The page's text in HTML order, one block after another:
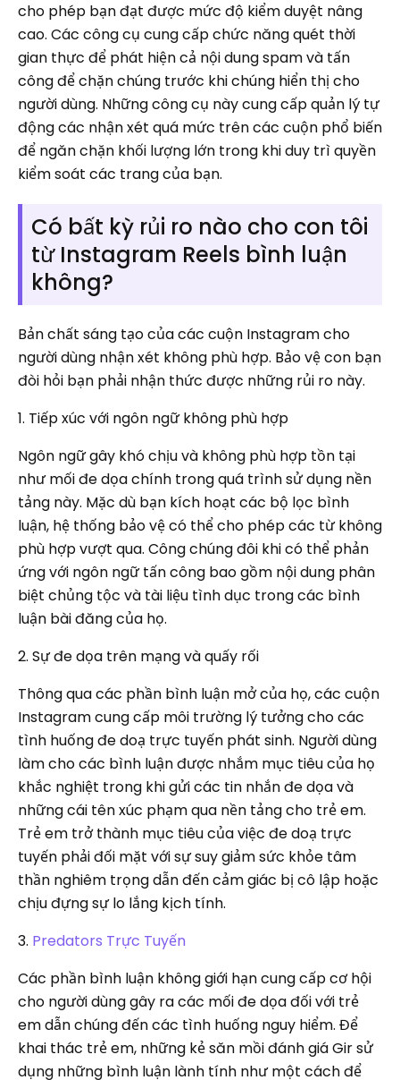
cho phép bạn đạt được mức độ kiểm duyệt nâng
cao. Các công cụ cung cấp chức năng quét thời
gian thực để phát hiện cả nội dung spam và tấn
công để chặn chúng trước khi chúng hiển thị cho
người dùng. Những công cụ này cung cấp quản lý tự
động các nhận xét quá mức trên các cuộn phổ biến
để ngăn chặn khối lượng lớn trong khi duy trì quyền
kiểm soát các trang của bạn.
Có bất kỳ rủi ro nào cho con tôi
từ Instagram Reels bình luận
không?
Bản chất sáng tạo của các cuộn Instagram cho
người dùng nhận xét không phù hợp. Bảo vệ con bạn
đòi hỏi bạn phải nhận thức được những rủi ro này.
1. Tiếp xúc với ngôn ngữ không phù hợp
Ngôn ngữ gây khó chịu và không phù hợp tồn tại
như mối đe dọa chính trong quá trình sử dụng nền
tảng này. Mặc dù bạn kích hoạt các bộ lọc bình
luận, hệ thống bảo vệ có thể cho phép các từ không
phù hợp vượt qua. Công chúng đôi khi có thể phản
ứng với ngôn ngữ tấn công bao gồm nội dung phân
biệt chủng tộc và tài liệu tình dục trong các bình
luận bài đăng của họ.
2. Sự đe dọa trên mạng và quấy rối
Thông qua các phần bình luận mở của họ, các cuộn
Instagram cung cấp môi trường lý tưởng cho các
tình huống đe doạ trực tuyến phát sinh. Người dùng
làm cho các bình luận được nhắm mục tiêu của họ
khắc nghiệt trong khi gửi các tin nhắn đe dọa và
những cái tên xúc phạm qua nền tảng cho trẻ em.
Trẻ em trở thành mục tiêu của việc đe doạ trực
tuyến phải đối mặt với sự suy giảm sức khỏe tâm
thần nghiêm trọng dẫn đến cảm giác bị cô lập hoặc
chịu đựng sự lo lắng kịch tính.
3. Predators Trực Tuyến
Các phần bình luận không giới hạn cung cấp cơ hội
cho người dùng gây ra các mối đe dọa đối với trẻ
em dẫn chúng đến các tình huống nguy hiểm. Để
khai thác trẻ em, những kẻ săn mồi đánh giá Gir sử
dụng những bình luận lành tính như một cách để